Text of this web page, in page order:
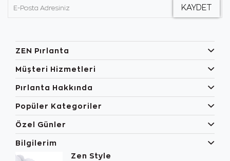
ZEN Pırlanta
Müşteri Hizmetleri
Pırlanta Hakkında
Popüler Kategoriler
Özel Günler
Bilgilerim
Zen Style